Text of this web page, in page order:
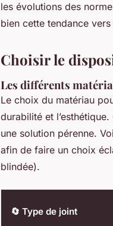
les évolutions des
bien cette tendance
Choisir le
Les différents
Le choix du matériau
durabilité et
une solution pérenne.
afin de faire un choix
blindée).
🔄 Type de joint